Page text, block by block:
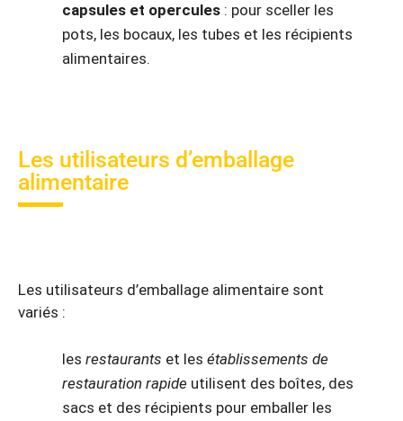
capsules et opercules : pour sceller les
pots, les bocaux, les tubes et les récipients
alimentaires.
Les utilisateurs d’emballage
alimentaire
Les utilisateurs d’emballage alimentaire sont
variés :
les restaurants et les établissements de
restauration rapide utilisent des boîtes, des
sacs et des récipients pour emballer les